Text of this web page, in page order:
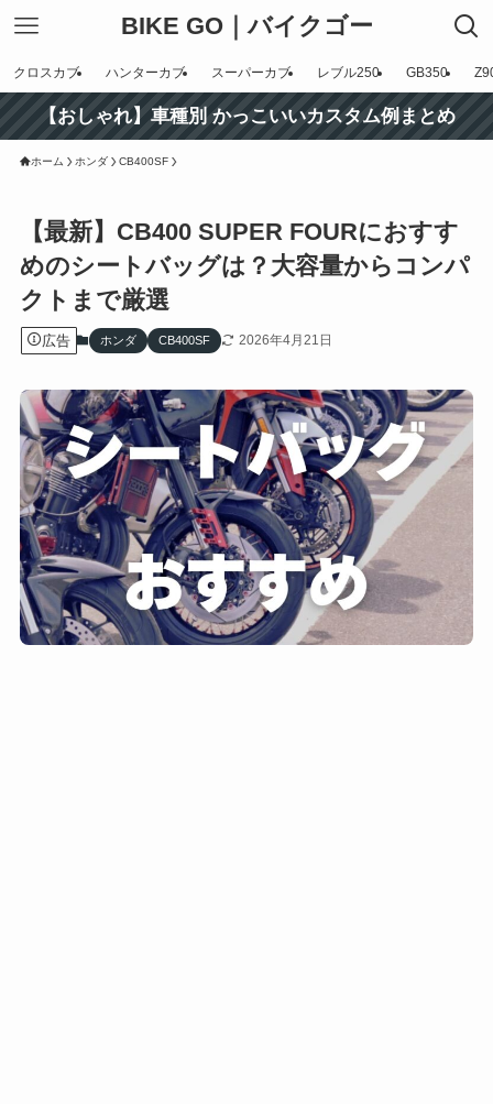
BIKE GO｜バイクゴー
クロスカブ ハンターカブ スーパーカブ レブル250 GB350
【おしゃれ】車種別 かっこいいカスタム例まとめ
ホーム ホンダ CB400SF
【最新】CB400 SUPER FOURにおすす
めのシートバッグは？大容量からコンパ
クトまで厳選
広告 ホンダ CB400SF 2026年4月21日